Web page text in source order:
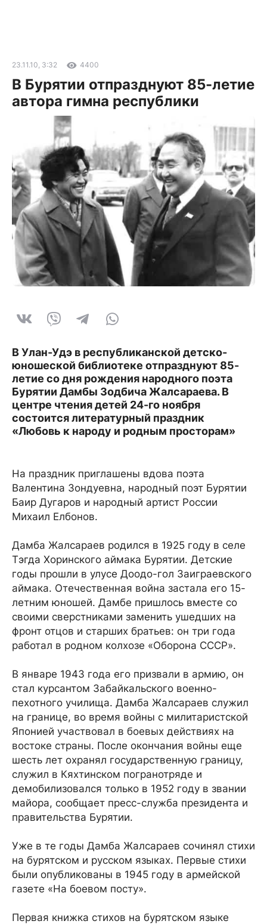
23.11.10, 3:32 4400
В Бурятии отпразднуют 85-летие
автора гимна республики
В Улан-Удэ в республиканской детско-
юношеской библиотеке отпразднуют 85-
летие со дня рождения народного поэта
Бурятии Дамбы Зодбича Жалсараева. В
центре чтения детей 24-го ноября
состоится литературный праздник
«Любовь к народу и родным просторам»
На праздник приглашены вдова поэта
Валентина Зондуевна, народный поэт Бурятии
Баир Дугаров и народный артист России
Михаил Елбонов.
Дамба Жалсараев родился в 1925 году в селе
Тэгда Хоринского аймака Бурятии. Детские
годы прошли в улусе Доодо-гол Заиграевского
аймака. Отечественная война застала его 15-
летним юношей. Дамбе пришлось вместе со
своими сверстниками заменить ушедших на
фронт отцов и старших братьев: он три года
работал в родном колхозе «Оборона СССР».
В январе 1943 года его призвали в армию, он
стал курсантом Забайкальского военно-
пехотного училища. Дамба Жалсараев служил
на границе, во время войны с милитаристской
Японией участвовал в боевых действиях на
востоке страны. После окончания войны еще
шесть лет охранял государственную границу,
служил в Кяхтинском погранотряде и
демобилизовался только в 1952 году в звании
майора, сообщает пресс-служба президента и
правительства Бурятии.
Уже в те годы Дамба Жалсараев сочинял стихи
на бурятском и русском языках. Первые стихи
были опубликованы в 1945 году в армейской
газете «На боевом посту».
Первая книжка стихов на бурятском языке